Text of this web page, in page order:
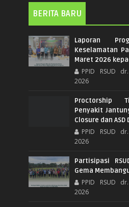
BERITA BARU
Laporan
Keselamatan
Maret 2026
PPID RSUD
2026
Proctorship
Penyakit
Closure dan
PPID RSUD
2026
Partisipasi
Gema
PPID RSUD
2026